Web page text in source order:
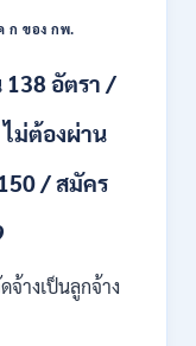
ก ของ กพ.
138 อัตรา /
ม่ต้องผ่าน
/ สมัคร
างเป็นลูกจ้าง